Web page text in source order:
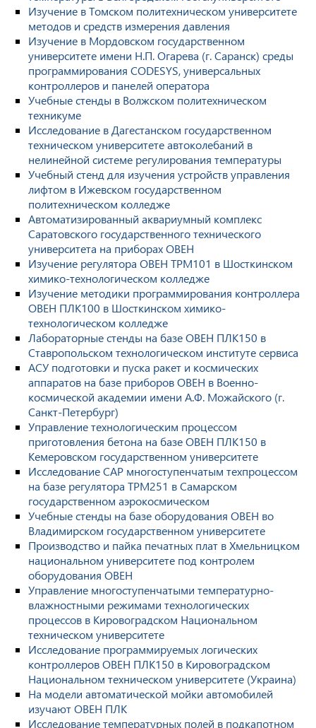
Изучение в Томском политехническом университете
методов и средств измерения давления
Изучение в Мордовском государственном
университете имени Н.П. Огарева (г. Саранск) среды
программирования CODESYS, универсальных
контроллеров и панелей оператора
Учебные стенды в Волжском политехническом
техникуме
Исследование в Дагестанском государственном
техническом университете автоколебаний в
нелинейной системе регулирования температуры
Учебный стенд для изучения устройств управления
лифтом в Ижевском государственном
политехническом колледже
Автоматизированный аквариумный комплекс
Саратовского государственного технического
университета на приборах ОВЕН
Изучение регулятора ОВЕН ТРМ101 в Шосткинском
химико-технологическом колледже
Изучение методики программирования контроллера
ОВЕН ПЛК100 в Шосткинском химико-
технологическом колледже
Лабораторные стенды на базе ОВЕН ПЛК150 в
Ставропольском технологическом институте сервиса
АСУ подготовки и пуска ракет и космических
аппаратов на базе приборов ОВЕН в Военно-
космической академии имени А.Ф. Можайского (г.
Санкт-Петербург)
Управление технологическим процессом
приготовления бетона на базе ОВЕН ПЛК150 в
Кемеровском государственном университете
Исследование САР многоступенчатым техпроцессом
на базе регулятора ТРМ251 в Самарском
государственном аэрокосмическом
Учебные стенды на базе оборудования ОВЕН во
Владимирском государственном университете
Производство и пайка печатных плат в Хмельницком
национальном университете под контролем
оборудования ОВЕН
Управление многоступенчатыми температурно-
влажностными режимами технологических
процессов в Кировоградском Национальном
техническом университете
Исследование программируемых логических
контроллеров ОВЕН ПЛК150 в Кировоградском
Национальном техническом университете (Украина)
На модели автоматической мойки автомобилей
изучают ОВЕН ПЛК
Исследование температурных полей в подкапотном